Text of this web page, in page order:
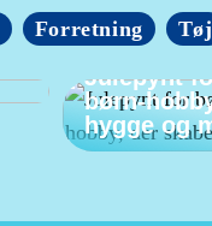
Forretning Tøj
Julepynt
børn-
hygge og